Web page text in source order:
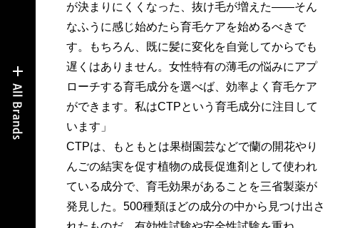
が決まりにくくなった、抜け毛が増えた——そん
なふうに感じ始めたら育毛ケアを始めるべきで
す。もちろん、既に髪に変化を自覚してからでも
遅くはありません。女性特有の薄毛の悩みにアプ
ローチする育毛成分を選べば、効率よく育毛ケア
ができます。私はCTPという育毛成分に注目して
います」
CTPは、もともとは果樹園芸などで蘭の開花やり
んごの結実を促す植物の成長促進剤として使われ
ている成分で、育毛効果があることを三省製薬が
発見した。500種類ほどの成分の中から見つけ出さ